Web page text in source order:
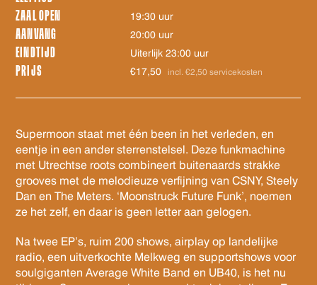
ZAAL OPEN 19:30 uur
AANVANG 20:00 uur
EINDTIJD Uiterlijk 23:00 uur
PRIJS €17,50 incl. €2,50 servicekosten
Supermoon staat met één been in het verleden, en
eentje in een ander sterrenstelsel. Deze funkmachine
met Utrechtse roots combineert buitenaards strakke
grooves met de melodieuze verfijning van CSNY, Steely
Dan en The Meters. ‘Moonstruck Future Funk’, noemen
ze het zelf, en daar is geen letter aan gelogen.
Na twee EP’s, ruim 200 shows, airplay op landelijke
radio, een uitverkochte Melkweg en supportshows voor
soulgiganten Average White Band en UB40, is het nu